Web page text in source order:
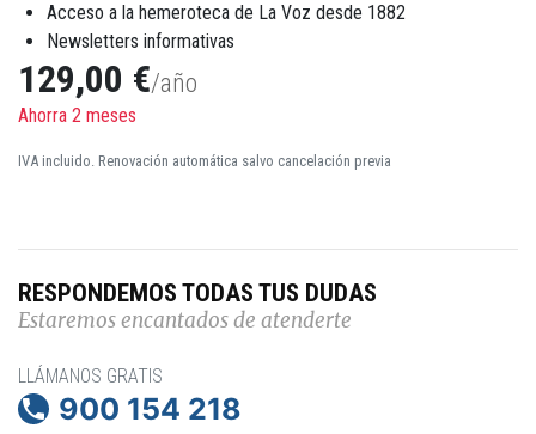
Acceso a la hemeroteca de La Voz desde 1882
Newsletters informativas
129,00 €/año
Ahorra 2 meses
IVA incluido. Renovación automática salvo cancelación previa
RESPONDEMOS TODAS TUS DUDAS
Estaremos encantados de atenderte
LLÁMANOS GRATIS
 900 154 218